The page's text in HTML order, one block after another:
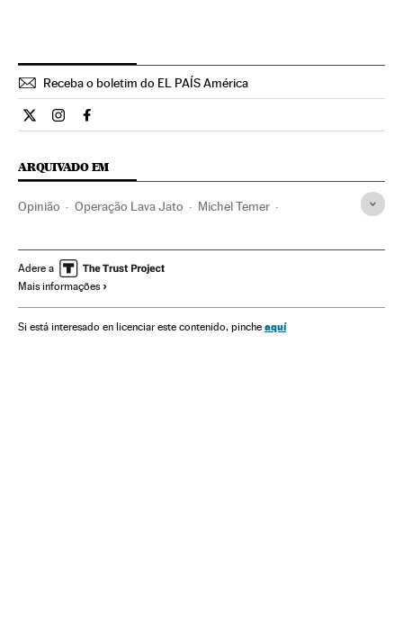
Receba o boletim do EL PAÍS América
Opiniao El País Brasil en Twitter
Opiniao El País Brasil en Instagram
Opiniao El País Brasil en Facebook
ARQUIVADO EM
Opinião Operação Lava Jato Michel Temer
Lavagem dinheiro Petrobras
Brasil Corrupção Partidos políticos Delitos fiscais
Adere a
Mais informações
Si está interesado en licenciar este contenido, pinche aquí